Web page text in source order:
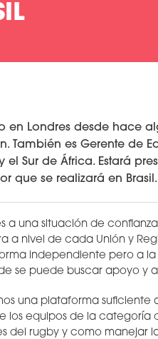
en Londres desde hace
También es Gerente de
Sur de África. Estará
que se realizará en Brasil.
a una situación de
a nivel de cada Unión y
independiente pero a la
se puede buscar apoyo y
una plataforma suficiente
los equipos de la categoría
del rugby y como manejar